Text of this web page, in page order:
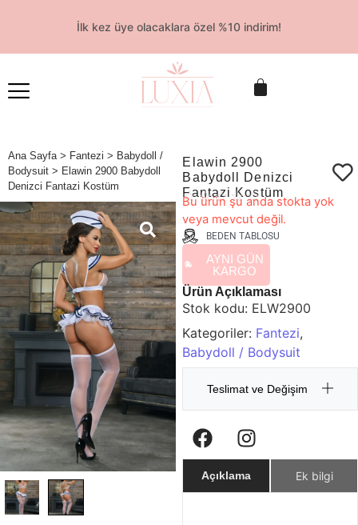
İlk kez üye olacaklara özel %10 indirim!
Ana Sayfa > Fantezi > Babydoll /
Bodysuit > Elawin 2900 Babydoll
Denizci Fantazi Kostüm
Elawin 2900
Babydoll Denizci
Fantazi Kostüm
☆☆☆☆☆
Bu ürün şu anda stokta yok
veya mevcut değil.
BEDEN TABLOSU
AYNI GÜN
KARGO
Ürün Açıklaması
Stok kodu: ELW2900
Kategoriler: Fantezi,
Babydoll / Bodysuit
Teslimat ve Değişim
Açıklama Ek bilgi